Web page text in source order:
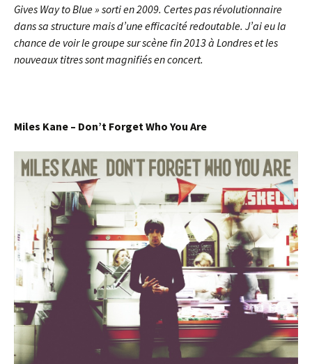
Gives Way to Blue » sorti en 2009. Certes pas révolutionnaire
dans sa structure mais d’une efficacité redoutable. J’ai eu la
chance de voir le groupe sur scène fin 2013 à Londres et les
nouveaux titres sont magnifiés en concert.
Miles Kane – Don’t Forget Who You Are